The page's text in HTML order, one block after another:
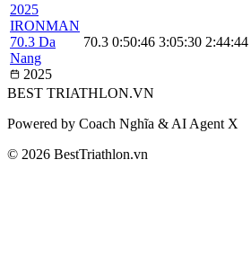
2025
IRONMAN
70.3 Da
Nang
2025
70.3 0:50:46 3:05:30 2:44:44
BEST TRIATHLON.VN
Powered by Coach Nghĩa & AI Agent X
© 2026 BestTriathlon.vn